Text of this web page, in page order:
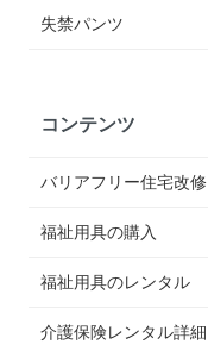
失禁パンツ
コンテンツ
バリアフリー住宅改修
福祉用具の購入
福祉用具のレンタル
介護保険レンタル詳細